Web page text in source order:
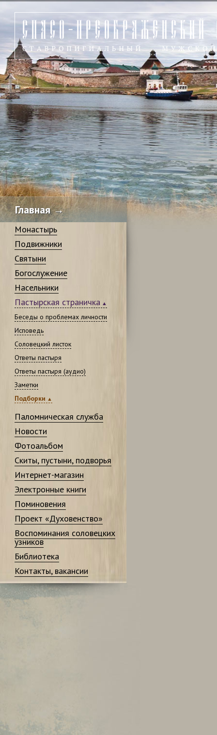
Главная →
Монастырь
Подвижники
Святыни
Богослужение
Насельники
Пастырская страничка
Беседы о проблемах личности
Исповедь
Соловецкий листок
Ответы пастыря
Ответы пастыря (аудио)
Заметки
Подборки
Паломническая служба
Новости
Фотоальбом
Скиты, пустыни, подворья
Интернет-магазин
Электронные книги
Поминовения
Проект «Духовенство»
Воспоминания соловецких
узников
Библиотека
Контакты, вакансии